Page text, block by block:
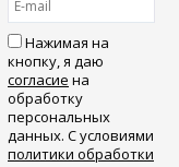
Нажимая на
кнопку, я даю
согласие на
обработку
персональных
данных. С условиями
политики обработки